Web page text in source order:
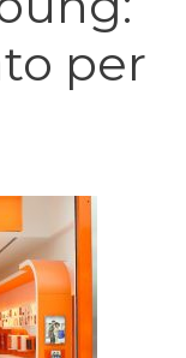
per